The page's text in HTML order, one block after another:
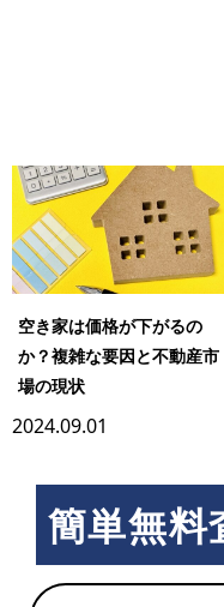
空き家は価格が下がるの
か？複雑な要因と不動産市
場の現状
2024.09.01
簡単無料